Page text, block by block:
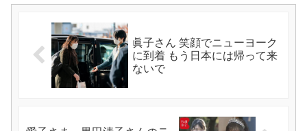
眞子さん 笑顔でニューヨーク
に到着 もう日本には帰って来
ないで